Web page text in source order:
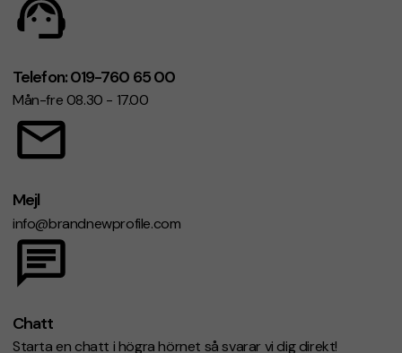
Telefon: 019-760 65 00
Mån-fre 08.30 - 17.00
Mejl
info@brandnewprofile.com
Chatt
Starta en chatt i högra hörnet så svarar vi dig direkt!